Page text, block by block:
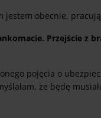
obecnie,
Przejście z
pojęcia o
że będę